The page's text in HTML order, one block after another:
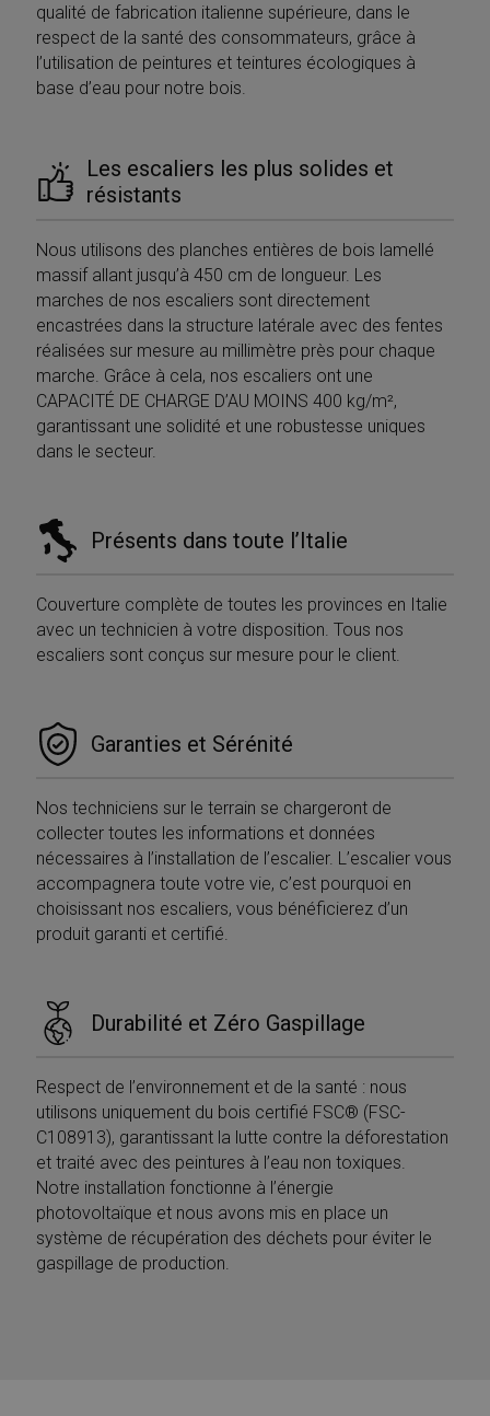
qualité de fabrication italienne supérieure, dans le
respect de la santé des consommateurs, grâce à
l’utilisation de peintures et teintures écologiques à
base d’eau pour notre bois.
Les escaliers les plus solides et
résistants
Nous utilisons des planches entières de bois lamellé
massif allant jusqu’à 450 cm de longueur. Les
marches de nos escaliers sont directement
encastrées dans la structure latérale avec des fentes
réalisées sur mesure au millimètre près pour chaque
marche. Grâce à cela, nos escaliers ont une
CAPACITÉ DE CHARGE D’AU MOINS 400 kg/m²,
garantissant une solidité et une robustesse uniques
dans le secteur.
Présents dans toute l’Italie
Couverture complète de toutes les provinces en Italie
avec un technicien à votre disposition. Tous nos
escaliers sont conçus sur mesure pour le client.
Garanties et Sérénité
Nos techniciens sur le terrain se chargeront de
collecter toutes les informations et données
nécessaires à l’installation de l’escalier. L’escalier vous
accompagnera toute votre vie, c’est pourquoi en
choisissant nos escaliers, vous bénéficierez d’un
produit garanti et certifié.
Durabilité et Zéro Gaspillage
Respect de l’environnement et de la santé : nous
utilisons uniquement du bois certifié FSC® (FSC-
C108913), garantissant la lutte contre la déforestation
et traité avec des peintures à l’eau non toxiques.
Notre installation fonctionne à l’énergie
photovoltaïque et nous avons mis en place un
système de récupération des déchets pour éviter le
gaspillage de production.